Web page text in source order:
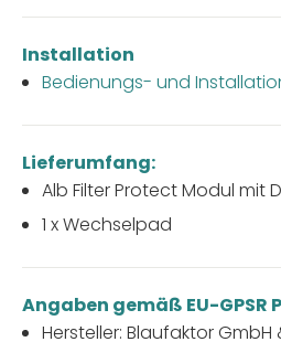
Installation
Bedienungs- und
Lieferumfang:
Alb Filter Protect Modul mit
1 x Wechselpad
Angaben gemäß EU-
Hersteller: Blaufaktor GmbH